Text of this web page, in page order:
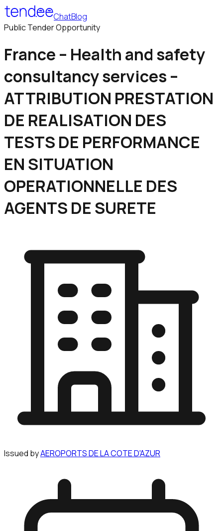
ChatBlog
Public Tender Opportunity
France – Health and safety
consultancy services –
ATTRIBUTION PRESTATION
DE REALISATION DES
TESTS DE PERFORMANCE
EN SITUATION
OPERATIONNELLE DES
AGENTS DE SURETE
Issued byAEROPORTS DE LA COTE D'AZUR